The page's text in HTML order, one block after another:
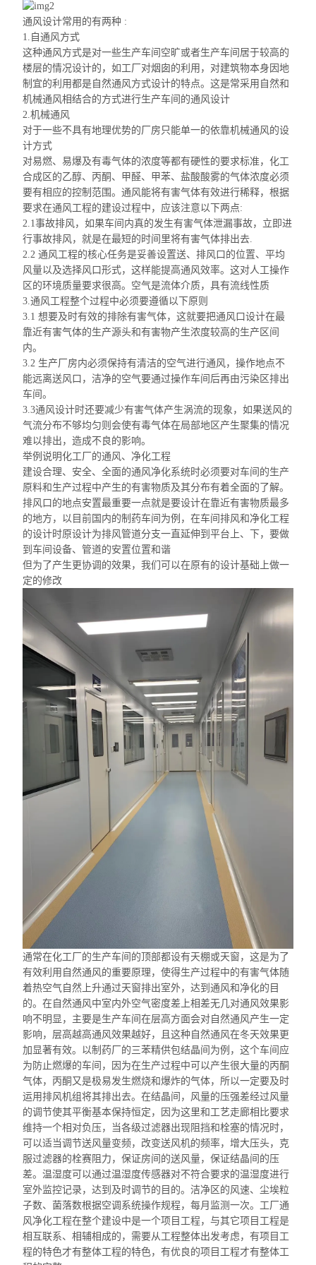
通风设计常用的有两种 :
1.自通风方式
这种通风方式是对一些生产车间空旷或者生产车间居于较高的
楼层的情况设计的，如工厂对烟囱的利用，对建筑物本身因地
制宜的利用都是自然通风方式设计的特点。这是常采用自然和
机械通风相结合的方式进行生产车间的通风设计
2.机械通风
对于一些不具有地理优势的厂房只能单一的依靠机械通风的设
计方式
对易燃、易爆及有毒气体的浓度等都有硬性的要求标准，化工
合成区 的乙醇、丙酮、甲醛、甲苯、盐酸酸雾的气体浓度必须
要有相应的控制范围。通风能将有害气体有效进行稀释，根据
要求在通风工程的建设过程中，应该注意以下两点:
2.1事故排风，如果车间内真的发生有害气体泄漏事故，立即进
行事故排风，就是在最短的时间里将有害气体排出去.
2.2 通风工程的核心任务是妥善设置送、排风口的位置、平均
风量以及选择风口形式，这样能提高通风效率。这对人工操作
区 的环境质量要求很高。空气是流体介质，具有流线性质
3.通风工程整个过程中必须要遵循以下原则
3.1 想要及时有效的排除有害气体，这就要把通风口设计在最
靠近有害气体的生产源头和有害物产生浓度较高的生产区间
内。
3.2 生产厂房内必须保持有清洁的空气进行通风，操作地点不
能远离送风口，洁净的空气要通过操作车间后再由污染区排出
车间。
3.3通风设计时还要减少有害气体产生涡流的现象，如果送风的
气流分布不够均匀则会使有毒气体在局部地区产生聚集的情况
难以排出，造成不良的影响。
举例说明化工厂的通风、净化工程
建设合理、安全、全面的通风净化系统时必须要对车间的生产
原料和生产过程中产生的有害物质及其分布有着全面的了解。
排风口的地点安置最重要一点就是要设计在靠近有害物质最多
的地方，以目前国内的制药车间为例，在车间排风和净化工程
的设计时原设计为排风管道分支一直延伸到平台上、下，要做
到车间设备、管道的安置位置和谐
但为了产生更协调的效果，我们可以在原有的设计基础上做一
定的修改
通常在化工厂的生产车间的 顶部都设有天棚或天窗，这是为了
有效利用自然通风的重要原理，使得生产过程中的有害气体随
着热空气自然上升通过天窗排出室外，达到通风和净化的目
的。在自然通风中室内外空气密度差上相差无几对通风效果影
响不明显，主要是生产车间在层高方面会对自然通风产生一定
影响，层高越高通风效果越好，且这种自然通风在冬天效果更
加显著有效。以制药厂的三苯精供包结晶间为例，这个车间应
为防止燃爆的车间，因为在生产过程中可以产生很大量的丙酮
气体，丙酮又是极易发生燃烧和爆炸的气体，所以一定要及时
运用排风机组将其排出去。在结晶间，风量的压强差经过风量
的调节使其平衡基本保持恒定，因为这里和工艺走廊相比要求
维持一个相对负压，当各级过滤器出现阻挡和栓塞的情况时，
可以适当调节送风量变频，改变送风机的频率，增大压头，克
服过滤器的栓赛阻力，保证房间的送风量，保证结晶间的压
差。温湿度可以通过温湿度传感器对不符合要求的温湿度进行
室外监控记录，达到及时调节的目的。洁净区的风速、尘埃粒
子数、菌落数根据空调系统操作规程，每月监测一次。工厂通
风净化工程在整个建设中是一个项目工程，与其它项目工程是
相互联系、相辅相成的，需要从工程整体出发考虑，有项目工
程的特色才有整体工程的特色，有优良的项目工程才有整体工